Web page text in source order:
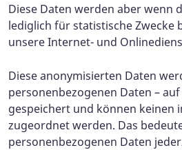
Diese Daten werden aber wenn
lediglich für statistische Zwecke
unsere Internet- und
Diese anonymisierten Daten
personenbezogenen Daten –
gespeichert und können keinen
zugeordnet werden. Das
personenbezogenen Daten